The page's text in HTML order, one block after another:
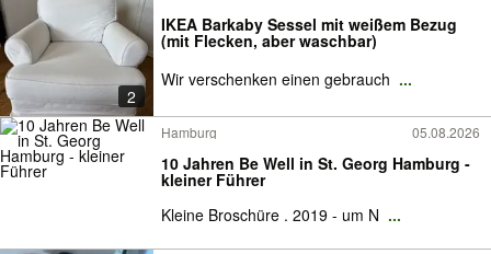
2
IKEA Barkaby Sessel mit weißem Bezug
(mit Flecken, aber waschbar)
Wir verschenken einen gebrauch ...
Hamburg 05.08.2026
10 Jahren Be Well in St. Georg Hamburg -
kleiner Führer
Kleine Broschüre . 2019 - um N ...